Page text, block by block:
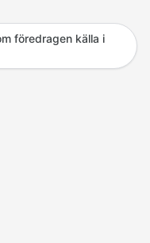
föredragen källa i